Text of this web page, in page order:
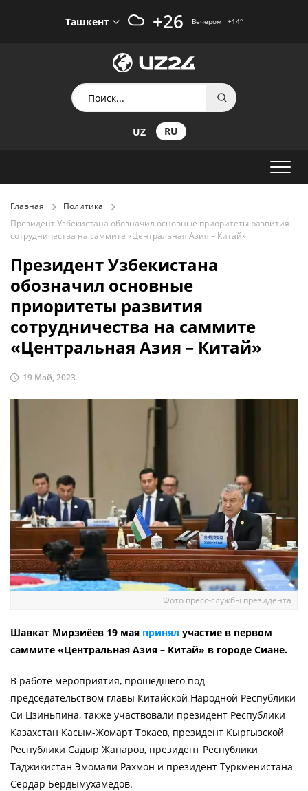
Ташкент +26 Вечером +14°
UZ RU
Главная
Политика
Президент Узбекистана обозначил основные приоритеты развития
сотрудничества на саммите «Центральная Азия – Китай»
Президент Узбекистана
обозначил основные
приоритеты развития
сотрудничества на саммите
«Центральная Азия – Китай»
19 Май, 2023
Фото пресс-службы президента
Шавкат Мирзиёев 19 мая принял участие в первом
саммите «Центральная Азия – Китай» в городе Сиане.
В работе мероприятия, прошедшего под
председательством главы Китайской Народной Республики
Си Цзиньпина, также участвовали президент Республики
Казахстан Касым-Жомарт Токаев, президент Кыргызской
Республики Садыр Жапаров, президент Республики
Таджикистан Эмомали Рахмон и президент Туркменистана
Сердар Бердымухамедов.